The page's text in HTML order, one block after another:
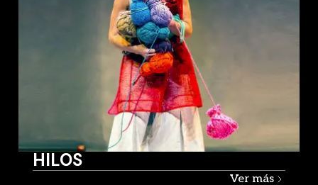
HILOS
Ver más